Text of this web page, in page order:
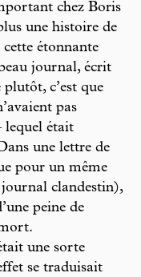
chez Boris
une histoire de
étonnante
journal, écrit
c’est que
pas
lequel était
une lettre de
pour un même
journal clandestin),
peine de
une sorte
se traduisait